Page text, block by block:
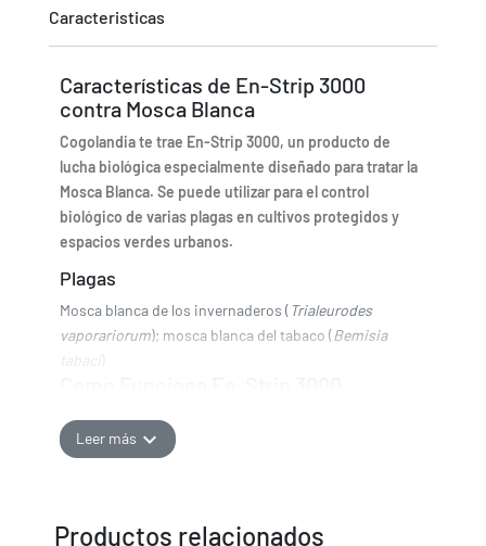
Caracteristicas
Características de En-Strip 3000
contra Mosca Blanca
Cogolandia te trae En-Strip 3000, un producto de
lucha biológica especialmente diseñado para tratar la
Mosca Blanca. Se puede utilizar para el control
biológico de varias plagas en cultivos protegidos y
espacios verdes urbanos.
Plagas
Mosca blanca de los invernaderos ( Trialeurodes
vaporariorum); mosca blanca del tabaco (Bemisia
tabaci
)
La avispa hembra adulta parasita el tercer y cuarto
estadio larvario de la mosca blanca. También se
Leer más expand_more
Productos relacionados